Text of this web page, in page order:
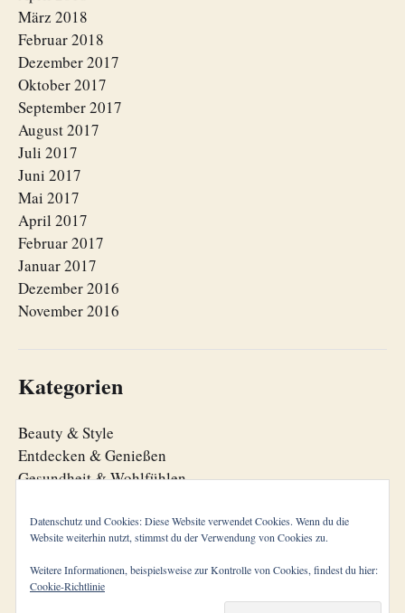
März 2018
Februar 2018
Dezember 2017
Oktober 2017
September 2017
August 2017
Juli 2017
Juni 2017
Mai 2017
April 2017
Februar 2017
Januar 2017
Dezember 2016
November 2016
Kategorien
Beauty & Style
Entdecken & Genießen
Gesundheit & Wohlfühlen
Lebensorganisation
Zeitgeist
Datenschutz und Cookies: Diese Website verwendet Cookies. Wenn du die
Website weiterhin nutzt, stimmst du der Verwendung von Cookies zu.
Weitere Informationen, beispielsweise zur Kontrolle von Cookies, findest du hier:
Cookie-Richtlinie